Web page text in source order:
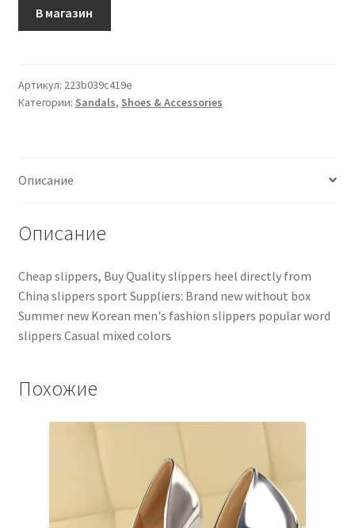
В магазин
Артикул: 223b039c419e
Категории: Sandals, Shoes & Accessories
Описание
Описание
Cheap slippers, Buy Quality slippers heel directly from
China slippers sport Suppliers: Brand new without box
Summer new Korean men's fashion slippers popular word
slippers Casual mixed colors
Похожие